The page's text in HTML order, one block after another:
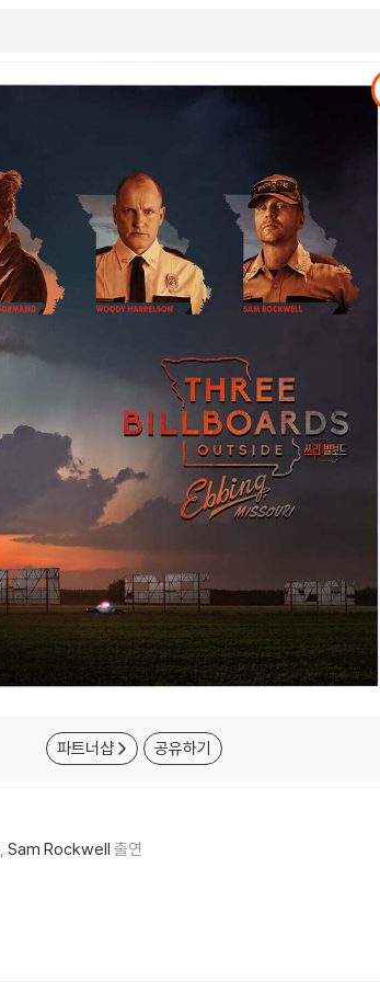
파트너샵 공유하기
Sam Rockwell 출연